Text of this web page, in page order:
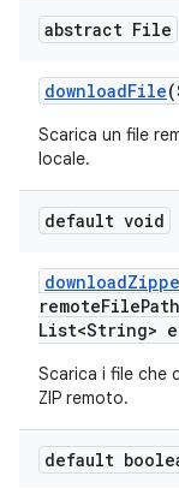
abstract File
downloadFile
Scarica un file
locale.
default void
download
remoteFilePath
List<String>
Scarica i file che
ZIP remoto.
default